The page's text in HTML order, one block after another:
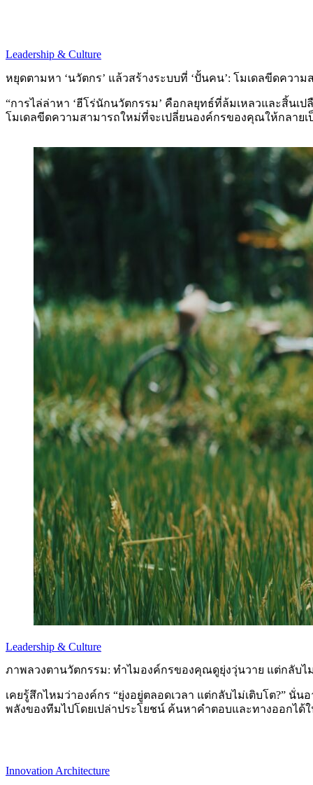
Leadership & Culture
หยุดตามหา ‘นวัตกร’ แล้วสร้างระบบที่ ‘ปั้นคน’: โมเดลขีดควา
“การไล่ล่าหา ‘ฮีโร่นักนวัตกรรม’ คือกลยุทธ์ที่ล้มเหลวและสิ้น
โมเดลขีดความสามารถใหม่ที่จะเปลี่ยนองค์กรของคุณให้กลาย
Leadership & Culture
ภาพลวงตานวัตกรรม: ทำไมองค์กรของคุณดูยุ่งวุ่นวาย แต่กลับไ
เคยรู้สึกไหมว่าองค์กร “ยุ่งอยู่ตลอดเวลา แต่กลับไม่เติบโต?” นั่
พลังของทีมไปโดยเปล่าประโยชน์ ค้นหาคำตอบและทางออกได้
Innovation Architecture